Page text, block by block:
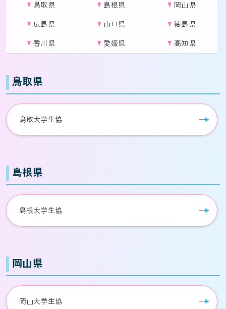
鳥取県 島根県 岡山県
広島県 山口県 徳島県
香川県 愛媛県 高知県
鳥取県
鳥取大学生協
島根県
島根大学生協
岡山県
岡山大学生協